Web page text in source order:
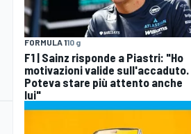
FORMULA 110 g
F1 | Sainz risponde a Piastri: "Ho
motivazioni valide sull'accaduto.
Poteva stare più attento anche
lui"